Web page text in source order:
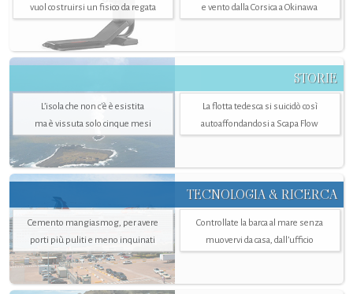
vuol costruirsi un fisico da regata
e vento dalla Corsica a Okinawa
STORIE
L’isola che non c'è è esistita
ma è vissuta solo cinque mesi
La flotta tedesca si suicidò così
autoaffondandosi a Scapa Flow
TECNOLOGIA & RICERCA
Cemento mangiasmog, per avere
porti più puliti e meno inquinati
Controllate la barca al mare senza
muovervi da casa, dall’ufficio